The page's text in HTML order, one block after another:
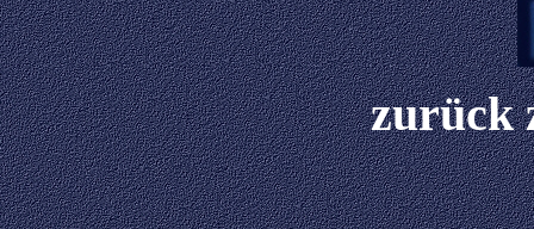
zurück